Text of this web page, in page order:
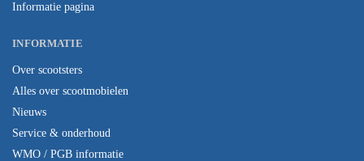
Informatie pagina
INFORMATIE
Over scootsters
Alles over scootmobielen
Nieuws
Service & onderhoud
WMO / PGB informatie